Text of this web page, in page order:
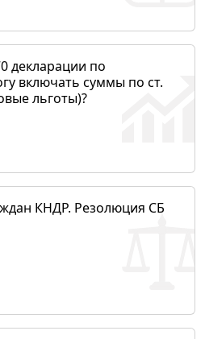
декларации по
включать суммы по ст.
льготы)?
КНДР. Резолюция СБ